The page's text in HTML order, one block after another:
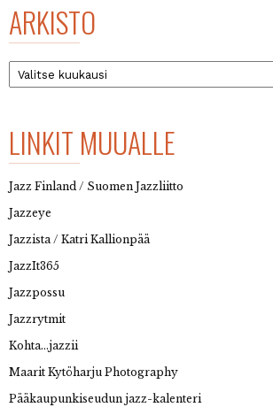
ARKISTO
Arkisto
LINKIT MUUALLE
Jazz Finland / Suomen Jazzliitto
Jazzeye
Jazzista / Katri Kallionpää
JazzIt365
Jazzpossu
Jazzrytmit
Kohta…jazzii
Maarit Kytöharju Photography
Pääkaupunkiseudun jazz-kalenteri